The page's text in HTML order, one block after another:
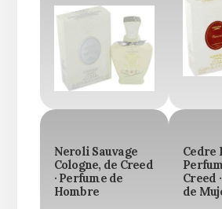
Neroli Sauvage
Cologne, de Creed
· Perfume de
Hombre
Cedre
Creed
de